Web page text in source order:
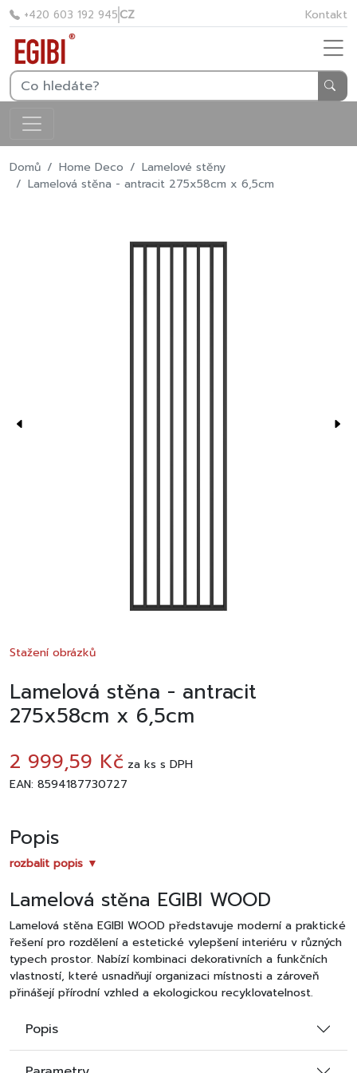
+420 603 192 945CZ Kontakt
Domů Home Deco
Lamelové stěny
Lamelová stěna - antracit 275x58cm x 6,5cm
Stažení obrázků
Lamelová stěna - antracit
275x58cm x 6,5cm
2 999,59 Kč za ks s DPH
EAN: 8594187730727
Popis
rozbalit popis ▼
Lamelová stěna EGIBI WOOD
Lamelová stěna EGIBI WOOD představuje moderní a praktické
řešení pro rozdělení a estetické vylepšení interiéru v různých
typech prostor. Nabízí kombinaci dekorativních a funkčních
vlastností, které usnadňují organizaci místnosti a zároveň
přinášejí přírodní vzhled a ekologickou recyklovatelnost.
Moderní design a dekorativní prvek
Lamelová stěna dodává interiéru čistý, moderní vzhled,
opticky zútulňuje prostor a může sloužit jako dominantní
Popis